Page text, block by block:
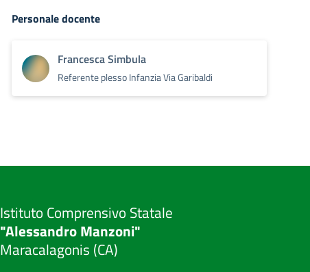
Personale docente
Francesca Simbula
Referente plesso Infanzia Via Garibaldi
Istituto Comprensivo Statale
"Alessandro Manzoni"
Maracalagonis (CA)